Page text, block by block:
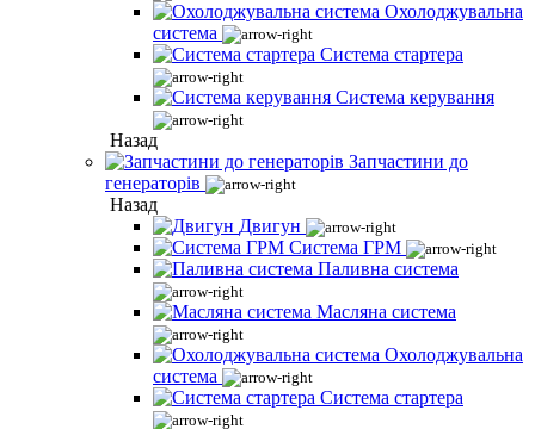
Охолоджувальна
система
Система стартера
Система керування
Назад
Запчастини до
генераторів
Назад
Двигун
Система ГРМ
Паливна система
Масляна система
Охолоджувальна
система
Система стартера